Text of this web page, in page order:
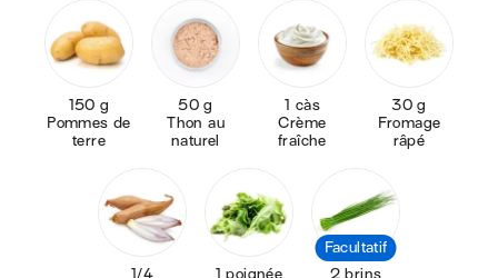
150 g
Pommes de
terre
50 g
Thon au
naturel
1 càs
Crème
fraîche
30 g
Fromage
râpé
1/4
1 poignée
Facultatif
2 brins